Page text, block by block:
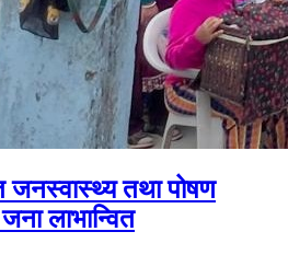
जनस्वास्थ्य तथा पोषण
लाभान्वित